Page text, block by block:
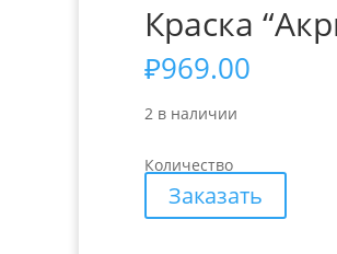
Краска
₽969.00
2 в наличии
Количество
Заказать